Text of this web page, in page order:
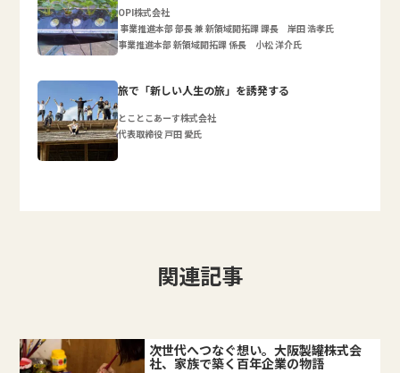
OPI株式会社
事業推進本部 部長 兼 新領域開拓課 課長 岸田 浩孝氏
事業推進本部 新領域開拓課 係長 小松 洋介氏
旅で「新しい人生の旅」を誘発する
とことこあーす株式会社
代表取締役 戸田 愛氏
関連記事
次世代へつなぐ想い。大阪製罐株式会
社、家族で築く百年企業の物語